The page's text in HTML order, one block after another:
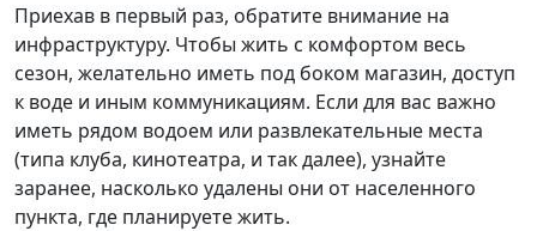
Приехав в первый раз, обратите внимание на
инфраструктуру. Чтобы жить с комфортом весь
сезон, желательно иметь под боком магазин, доступ
к воде и иным коммуникациям. Если для вас важно
иметь рядом водоем или развлекательные места
(типа клуба, кинотеатра, и так далее), узнайте
заранее, насколько удалены они от населенного
пункта, где планируете жить.